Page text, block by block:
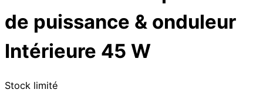
de puissance & onduleur
Intérieure 45 W
Stock limité